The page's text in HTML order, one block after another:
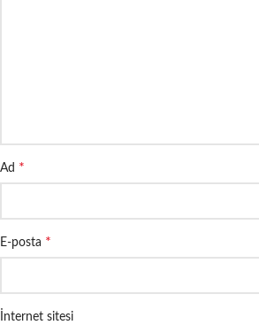
Ad *
E-posta *
İnternet sitesi